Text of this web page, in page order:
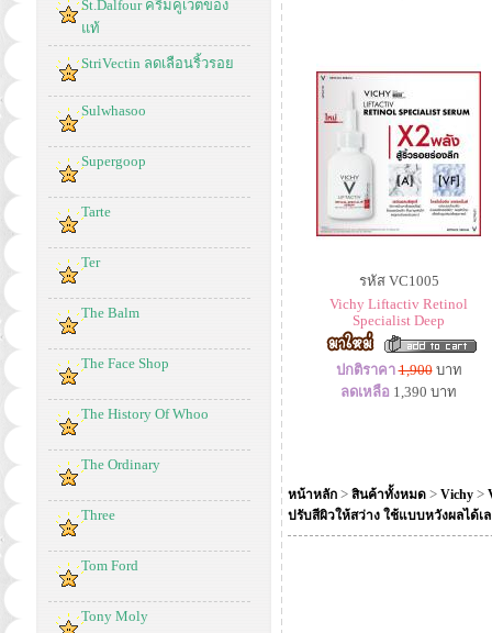
St.Dalfour ครีมคูเวตของ
แท้
StriVectin ลดเลือนริ้วรอย
Sulwhasoo
Supergoop
Tarte
Ter
The Balm
The Face Shop
The History Of Whoo
The Ordinary
Three
Tom Ford
Tony Moly
รหัส VC1005
Vichy Liftactiv Retinol
Specialist Deep
ปกติราคา 1,900บาท
ลดเหลือ 1,390 บาท
หน้าหลัก > สินค้าทั้งหมด > Vichy >
ปรับสีผิวให้สว่าง ใช้แบบหวังผลได้เ